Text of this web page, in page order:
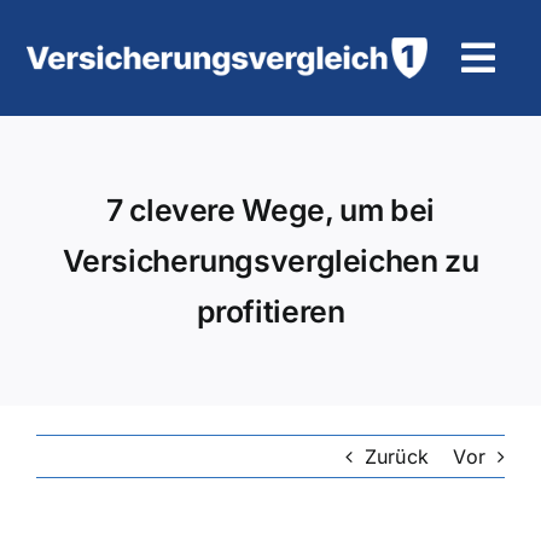
Inhalt
KFZ-Versicherung
7 clevere Wege, um bei
Versicherungsvergleichen zu
profitieren
Zurück Vor